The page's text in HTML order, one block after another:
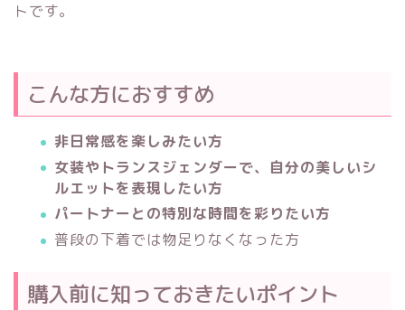
トです。
こんな方におすすめ
非日常感を楽しみたい方
女装やトランスジェンダーで、自分の美しいシ
ルエットを表現したい方
パートナーとの特別な時間を彩りたい方
普段の下着では物足りなくなった方
購入前に知っておきたいポイント